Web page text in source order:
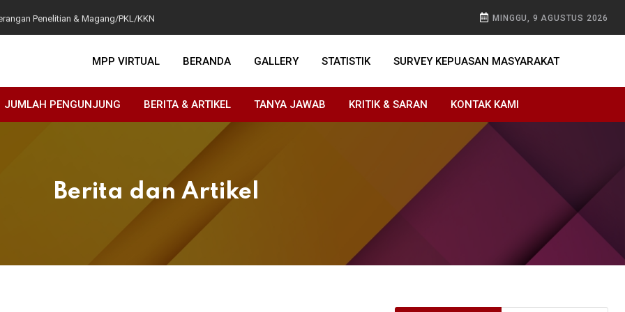
Penelitian & Magang/PKL/KKN
ke Mal Pelayanan Publik Kota Surabaya
Surabaya
MINGGU, 9 AGUSTUS 2026
MPP VIRTUAL BERANDA GALLERY STATISTIK SURVEY KEPUASAN MASYARAKAT
JUMLAH PENGUNJUNG BERITA & ARTIKEL TANYA JAWAB KRITIK & SARAN KONTAK KAMI
Berita dan Artikel